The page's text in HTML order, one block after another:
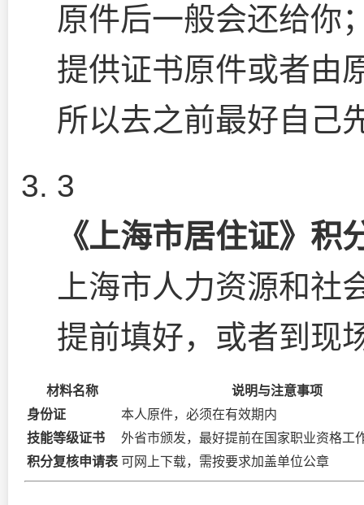
原件后一般会还给你
提供证书原件或者由
所以去之前最好自己
3
《上海市居住证》积
上海市人力资源和
提前填好，或者到现
材料名称
说明与注意事项
身份证
本人原件，必须在有效期内
技能等级证书
外省市颁发，最好提前在国家职业资格工
积分复核申请表 可网上下载，需按要求加盖单位公章